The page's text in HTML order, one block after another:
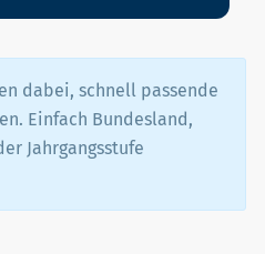
dabei, schnell passende
Einfach Bundesland,
Jahrgangsstufe